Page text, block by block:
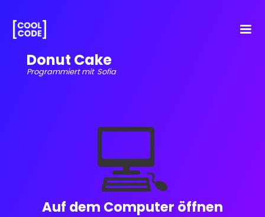
Donut Cake
Programmiert mit Sofia
💻
Auf dem Computer öffnen